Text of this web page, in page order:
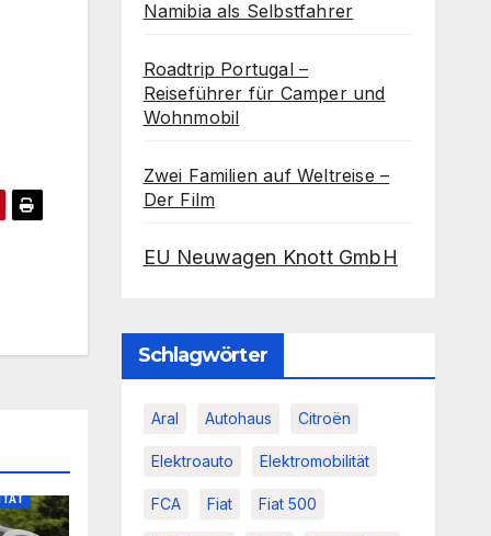
Namibia als Selbstfahrer
Roadtrip Portugal –
Reiseführer für Camper und
Wohnmobil
Zwei Familien auf Weltreise –
Der Film
EU Neuwagen Knott GmbH
Schlagwörter
Aral Autohaus Citroën
Elektroauto Elektromobilität
FCA Fiat Fiat 500